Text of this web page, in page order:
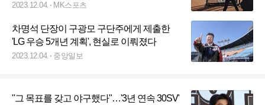
2023.12.04. MK스포츠
차명석 단장이 구광모 구단주에게 제출한
'LG 우승 5개년 계획', 현실로 이뤄졌다
2023.12.04. 중앙일보
"그 목표를 갖고 야구했다"…'3년 연속 30SV'